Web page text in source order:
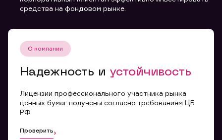
средства на фондовом рынке.
О компании
Надежность и устойчивость
Лицензии профессионального участника рынка
ценных бумаг получены согласно требованиям ЦБ
РФ
Проверить
согласие с политикой
конфиденциальности и
правилами